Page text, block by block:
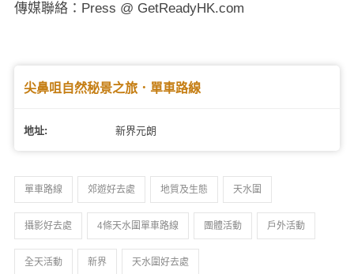
傳媒聯絡：Press @ GetReadyHK.com
尖鼻咀自然秘景之旅．單車路線
地址: 新界元朗
單車路線 郊遊好去處 地質及生態 天水圍
攝影好去處 4條天水圍單車路線 團體活動 戶外活動
全天活動 新界 天水圍好去處